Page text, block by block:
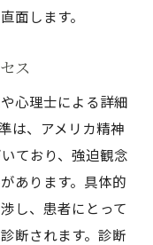
ーチ
方法
支えるためのア
用とその利点
ト方法
面します。
ス
心理士による詳細
は、アメリカ精神
ており、強迫観念
あります。具体的
し、患者にとって
断されます。診断